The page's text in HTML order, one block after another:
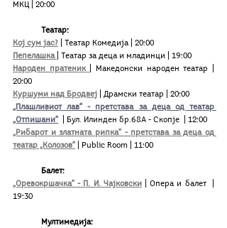
МКЦ | 20:00
Театар:
Кој сум јас?
| Театар Комедија | 20:00
Пепелашка
| Театар за деца и младинци | 19:00
Народен пратеник
| Македонски народен театар |
20:00
Куршуми над Бродвеј | Драмски театар | 20:00
„Плашливиот лав“ - претстава за деца од театар
„Отпишани“
Бул. Илинден бр.68А - Скопје
| 12:00
„Рибарот и златната рипка“ - претстава за деца од
театар „Колозов“ | Public Room | 11:00
Балет:
„Оревокршачка“ - П. И. Чајковски
| Опера и балет  |
19:30
Мултимедија: